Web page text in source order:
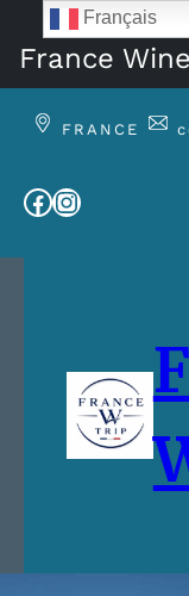
France
FRANCE
Facebook
Instagram
Français